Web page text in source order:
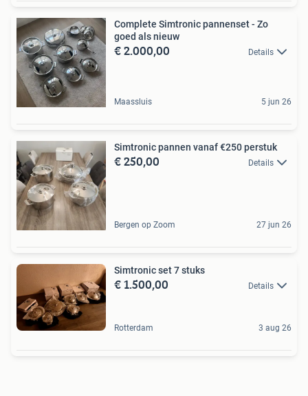
Complete Simtronic pannenset - Zo
goed als nieuw
€ 2.000,00 Details
Maassluis 5 jun 26
Simtronic pannen vanaf €250 perstuk
€ 250,00 Details
Bergen op Zoom 27 jun 26
Simtronic set 7 stuks
€ 1.500,00 Details
Rotterdam 3 aug 26